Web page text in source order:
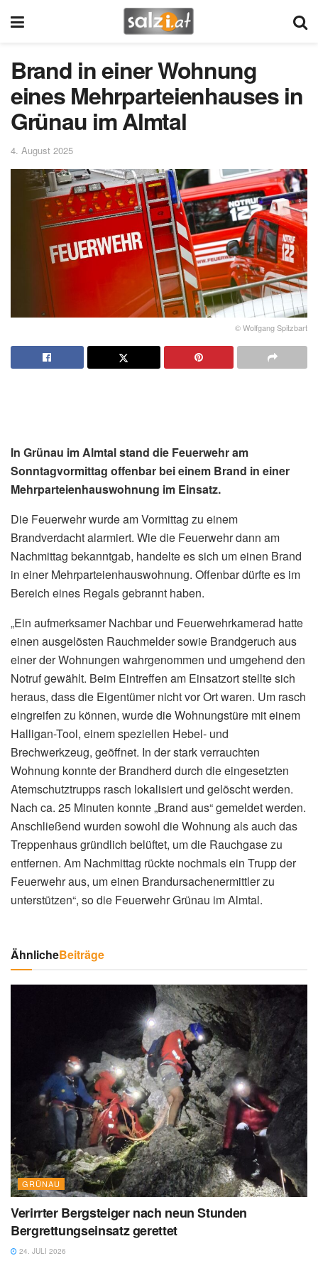
Brand in einer Wohnung
eines Mehrparteienhauses in
Grünau im Almtal
4. August 2025
© Wolfgang Spitzbart
In Grünau im Almtal stand die Feuerwehr am
Sonntagvormittag offenbar bei einem Brand in einer
Mehrparteienhauswohnung im Einsatz.
Die Feuerwehr wurde am Vormittag zu einem
Brandverdacht alarmiert. Wie die Feuerwehr dann am
Nachmittag bekanntgab, handelte es sich um einen Brand
in einer Mehrparteienhauswohnung. Offenbar dürfte es im
Bereich eines Regals gebrannt haben.
„Ein aufmerksamer Nachbar und Feuerwehrkamerad hatte
einen ausgelösten Rauchmelder sowie Brandgeruch aus
einer der Wohnungen wahrgenommen und umgehend den
Notruf gewählt. Beim Eintreffen am Einsatzort stellte sich
heraus, dass die Eigentümer nicht vor Ort waren. Um rasch
eingreifen zu können, wurde die Wohnungstüre mit einem
Halligan-Tool, einem speziellen Hebel- und
Brechwerkzeug, geöffnet. In der stark verrauchten
Wohnung konnte der Brandherd durch die eingesetzten
Atemschutztrupps rasch lokalisiert und gelöscht werden.
Nach ca. 25 Minuten konnte „Brand aus“ gemeldet werden.
Anschließend wurden sowohl die Wohnung als auch das
Treppenhaus gründlich belüftet, um die Rauchgase zu
entfernen. Am Nachmittag rückte nochmals ein Trupp der
Feuerwehr aus, um einen Brandursachenermittler zu
unterstützen“, so die Feuerwehr Grünau im Almtal.
ÄhnlicheBeiträge
GRÜNAU
Verirrter Bergsteiger nach neun Stunden
Bergrettungseinsatz gerettet
24. JULI 2026